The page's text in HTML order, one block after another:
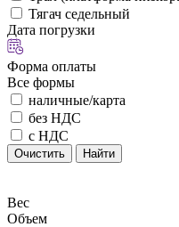
Тягач седельный
Дата погрузки
Форма оплаты
Все формы
наличные/карта
без НДС
с НДС
Очистить Найти
Вес
Объем